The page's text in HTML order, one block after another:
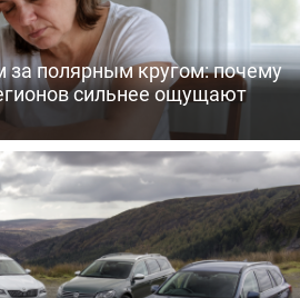
полярным кругом: почему
сильнее ощущают